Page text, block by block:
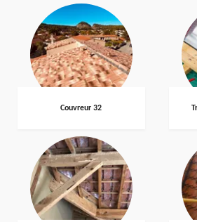
Couvreur 32